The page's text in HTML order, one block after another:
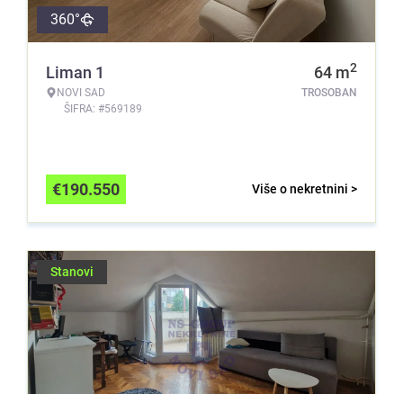
360°
Liman 1
NOVI SAD
ŠIFRA: #569189
64 m2
TROSOBAN
Više o nekretnini >
€190.550
Stanovi